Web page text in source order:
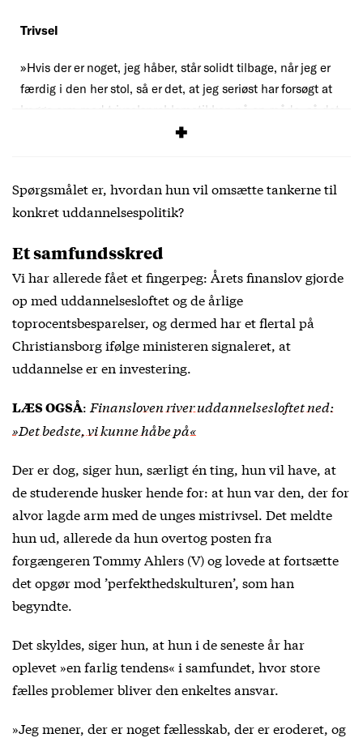
Trivsel
»Hvis der er noget, jeg håber, står solidt tilbage, når jeg er
færdig i den her stol, så er det, at jeg seriøst har forsøgt at
lægge arm med trivselsproblematikken på en måde, så det
ikke bliver den enkeltes problem.«
Spørgsmålet er, hvordan hun vil omsætte tankerne til
konkret uddannelsespolitik?
Et samfundsskred
Vi har allerede fået et fingerpeg: Årets finanslov gjorde
op med uddannelsesloftet og de årlige
toprocentsbesparelser, og dermed har et flertal på
Christiansborg ifølge ministeren signaleret, at
uddannelse er en investering.
LÆS OGSÅ: Finansloven river uddannelsesloftet ned:
»Det bedste, vi kunne håbe på«
Der er dog, siger hun, særligt én ting, hun vil have, at
de studerende husker hende for: at hun var den, der for
alvor lagde arm med de unges mistrivsel. Det meldte
hun ud, allerede da hun overtog posten fra
forgængeren Tommy Ahlers (V) og lovede at fortsætte
det opgør mod ’perfekthedskulturen’, som han
begyndte.
Det skyldes, siger hun, at hun i de seneste år har
oplevet »en farlig tendens« i samfundet, hvor store
fælles problemer bliver den enkeltes ansvar.
»Jeg mener, der er noget fællesskab, der er eroderet, og